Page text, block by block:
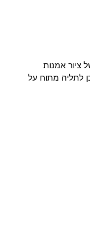
ציור אמנות
לתליה מתוח על